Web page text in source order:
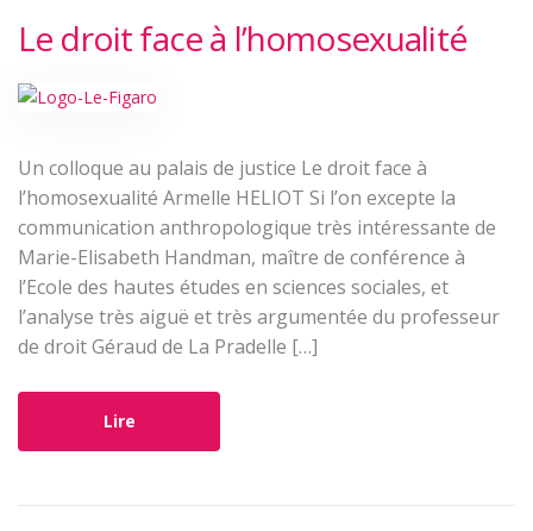
Le droit face à l’homosexualité
Un colloque au palais de justice Le droit face à
l’homosexualité Armelle HELIOT Si l’on excepte la
communication anthropologique très intéressante de
Marie-Elisabeth Handman, maître de conférence à
l’Ecole des hautes études en sciences sociales, et
l’analyse très aiguë et très argumentée du professeur
de droit Géraud de La Pradelle […]
Lire